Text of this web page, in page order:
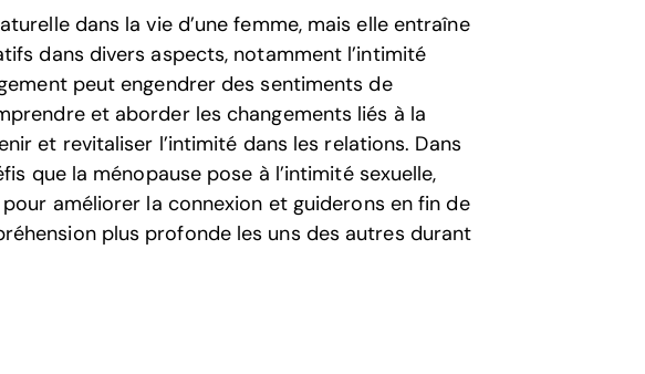
dans la vie d’une femme, mais elle entraîne
dans divers aspects, notamment l’intimité
peut engendrer des sentiments de
et aborder les changements liés à la
et revitaliser l’intimité dans les relations. Dans
que la ménopause pose à l’intimité sexuelle,
améliorer la connexion et guiderons en fin de
plus profonde les uns des autres durant